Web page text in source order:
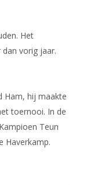
Het
vorig jaar.
Ham, hij maakte
toernooi. In de
Teun
Haverkamp.